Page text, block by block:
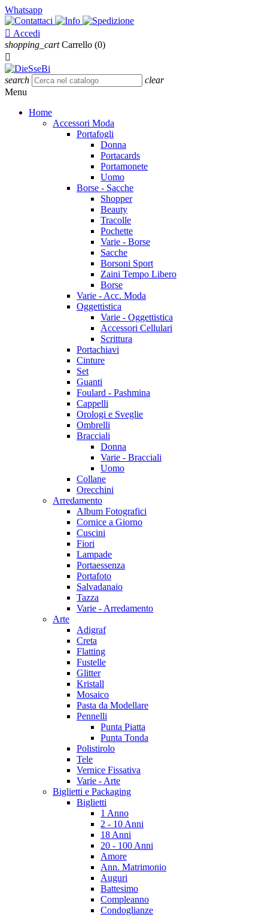
Whatsapp
 Accedi
shopping_cart Carrello (0)

search
clear
Menu
Home
Accessori Moda
Portafogli
Donna
Portacards
Portamonete
Uomo
Borse - Sacche
Shopper
Beauty
Tracolle
Pochette
Varie - Borse
Sacche
Borsoni Sport
Zaini Tempo Libero
Borse
Varie - Acc. Moda
Oggettistica
Varie - Oggettistica
Accessori Cellulari
Scrittura
Portachiavi
Cinture
Set
Guanti
Foulard - Pashmina
Cappelli
Orologi e Sveglie
Ombrelli
Bracciali
Donna
Varie - Bracciali
Uomo
Collane
Orecchini
Arredamento
Album Fotografici
Cornice a Giorno
Cuscini
Fiori
Lampade
Portaessenza
Portafoto
Salvadanaio
Tazza
Varie - Arredamento
Arte
Adigraf
Creta
Flatting
Fustelle
Glitter
Kristall
Mosaico
Pasta da Modellare
Pennelli
Punta Piatta
Punta Tonda
Polistirolo
Tele
Vernice Fissativa
Varie - Arte
Biglietti e Packaging
Biglietti
1 Anno
2 - 10 Anni
18 Anni
20 - 100 Anni
Amore
Ann. Matrimonio
Auguri
Battesimo
Compleanno
Condoglianze